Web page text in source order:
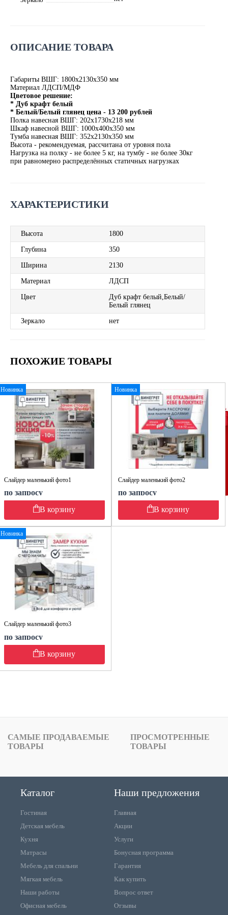
ОПИСАНИЕ ТОВАРА
Габариты ВШГ: 1800х2130х350 мм
Материал ЛДСП/МДФ
Цветовое решение:
* Дуб крафт белый
* Белый/Белый глянец цена - 13 200 рублей
Полка навесная ВШГ: 202х1730х218 мм
Шкаф навесной ВШГ: 1000х400х350 мм
Тумба навесная ВШГ: 352х2130х350 мм
Высота - рекомендуемая, рассчитана от уровня пола
Нагрузка на полку - не более 5 кг, на тумбу - не более 30кг
при равномерно распределённых статичных нагрузках
ХАРАКТЕРИСТИКИ
Высота 1800
Глубина 350
Ширина 2130
Материал ЛДСП
Цвет
Дуб крафт белый,Белый/
Белый глянец
Зеркало нет
ПОХОЖИЕ ТОВАРЫ
Новинка
Слайдер маленький фото1
по запросу
В корзину
Новинка
Слайдер маленький фото2
по запросу
В корзину
Новинка
Слайдер маленький фото3
по запросу
В корзину
САМЫЕ ПРОДАВАЕМЫЕ
ТОВАРЫ
ПРОСМОТРЕННЫЕ
ТОВАРЫ
Каталог
Гостиная
Детская мебель
Кухня
Матрасы
Мебель для спальни
Мягкая мебель
Наши работы
Офисная мебель
Наши предложения
Главная
Акции
Услуги
Бонусная программа
Гарантия
Как купить
Вопрос ответ
Отзывы